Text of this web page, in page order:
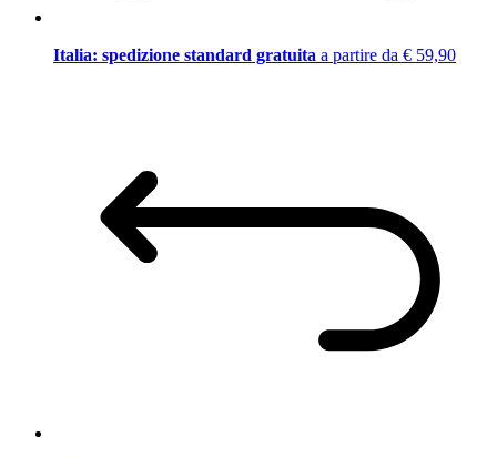
Italia: spedizione standard gratuita a partire da € 59,90